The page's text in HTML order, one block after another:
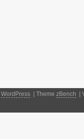
WordPress | Theme zBench |